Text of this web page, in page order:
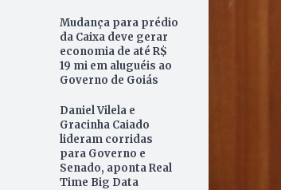
Mudança para prédio
da Caixa deve gerar
economia de até R$
19 mi em aluguéis ao
Governo de Goiás
Daniel Vilela e
Gracinha Caiado
lideram corridas
para Governo e
Senado, aponta Real
Time Big Data